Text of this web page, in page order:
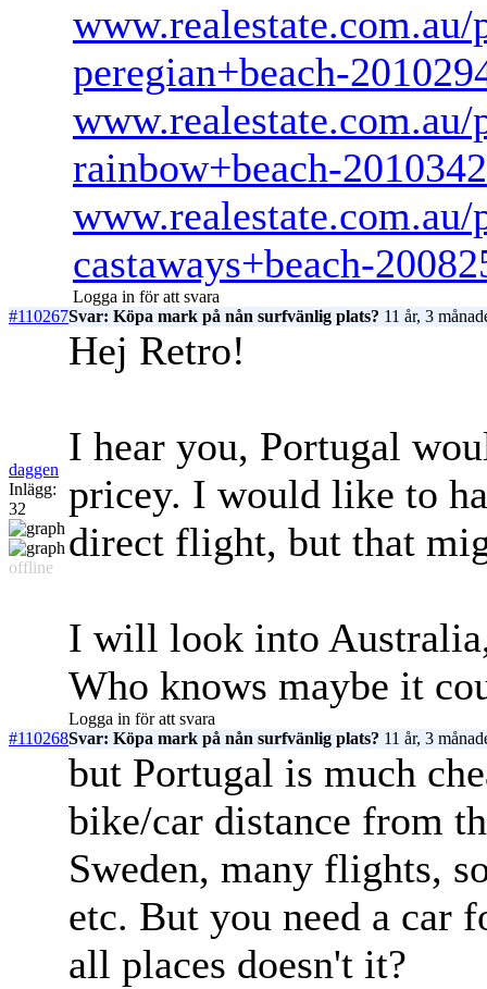
peregian+beach-
rainbow+beach-
castaways+beach-
Logga in för att svara
#110267Svar: Köpa mark på nån surfvänlig plats? 11 år, 3
daggen
Inlägg:
32
offline
Hej Retro!
I hear you, Portugal
pricey. I would like to
direct flight, but that
I will look into
Who knows maybe it
Logga in för att svara
#110268Svar: Köpa mark på nån surfvänlig plats? 11 år, 3
but Portugal is much
bike/car distance from
Sweden, many flights,
etc. But you need a car
all places doesn't it?